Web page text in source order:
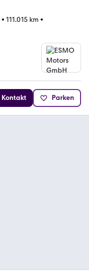
• 111.015 km •
Kontakt Parken